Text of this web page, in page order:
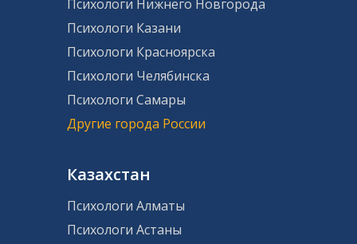
Психологи Нижнего Новгорода
Психологи Казани
Психологи Красноярска
Психологи Челябинска
Психологи Самары
Другие города России
Казахстан
Психологи Алматы
Психологи Астаны